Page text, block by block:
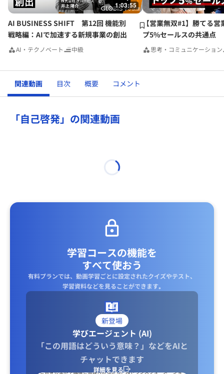
1:03:55
AI BUSINESS SHIFT 第12回 機能別
戦略編：AIで加速する新規事業の創出
AI・テクノベート 中級
【営業無双#1】勝てる営
プ5%セールスの共通点
思考・コミュニケーション
関連動画 目次 概要 コメント
「自己啓発」の関連動画
学習コースの機能を
すべて使おう
有料プランでは、動画学習ごとに設定されたクイズやテスト、
学習資料などを見ることができます｡
新登場
学びエージェント (AI)
「この用語はどういう意味？」などをAIと
チャットできます
詳細を見る